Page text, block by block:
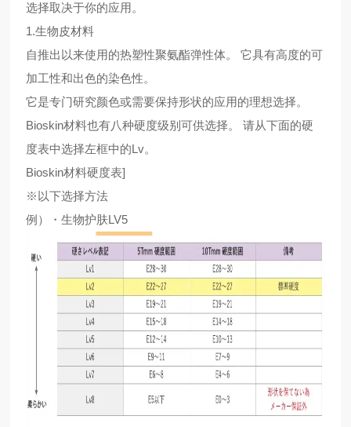
选择取决于你的应用。
1.生物皮材料
自推出以来使用的热塑性聚氨酯弹性体。 它具有高度的可
加工性和出色的染色性。
它是专门研究颜色或需要保持形状的应用的理想选择。
Bioskin材料也有八种硬度级别可供选择。 请从下面的硬
度表中选择左框中的Lv。
Bioskin材料硬度表]
※以下选择方法
例）・生物护肤LV5